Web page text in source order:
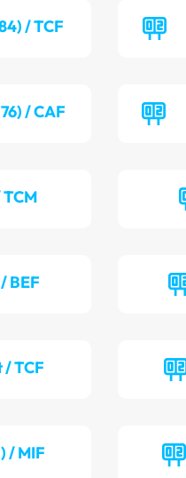
/ TCF
/ CAF
BEF
TCF
/ MIF